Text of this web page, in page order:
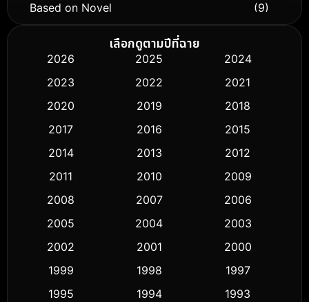
Based on Novel (9)
Biography ชีวิตจริง
Classic หนังคลาสสิก (50)
Comedy ตลก (451)
Crime อาชญากรรม (530)
Cult Film
Dance เต้น (10)
เลือกดูตามปีที่ฉาย
2026 2025
2024
2023
2022
2021
2020
2019
2018
2017
2016
2015
2014
2013
2012
2011
2010
2009
2008
2007
2006
2005
2004
2003
2002
2001
2000
1999
1998
1997
1995
1994
1993